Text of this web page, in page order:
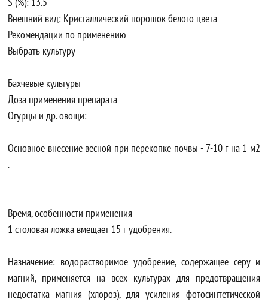
Внешний вид: Кристаллический порошок белого цвета
Рекомендации по применению
Выбрать культуру
Бахчевые культуры
Доза применения препарата
Огурцы и др. овощи:
Основное внесение весной при перекопке почвы - 7-10 г на 1 м2
.
Время, особенности применения
1 столовая ложка вмещает 15 г удобрения.
Назначение: водорастворимое удобрение, содержащее серу и
магний, применяется на всех культурах для предотвращения
недостатка магния (хлороз), для усиления фотосинтетической